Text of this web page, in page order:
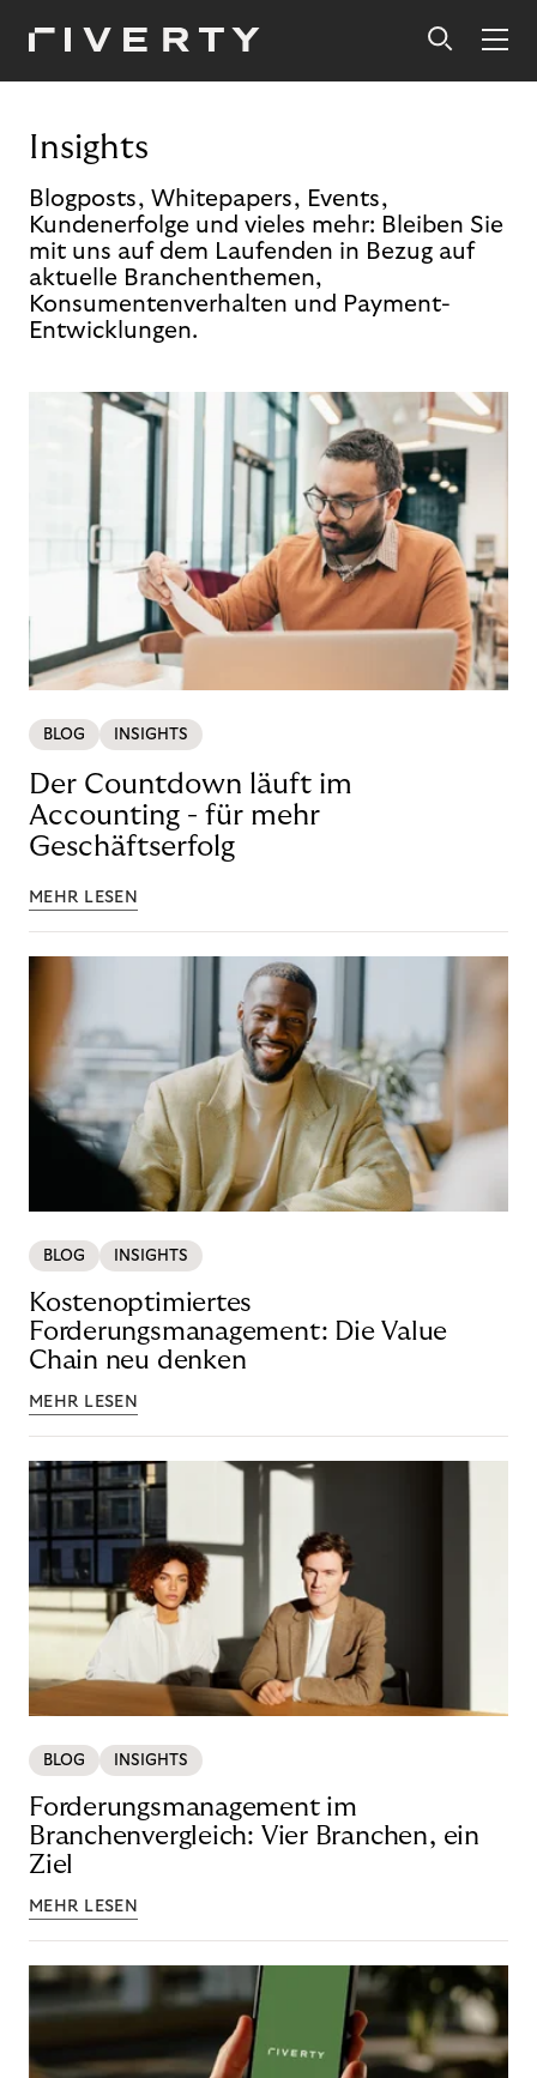
Insights
Blogposts, Whitepapers, Events,
Kundenerfolge und vieles mehr: Bleiben Sie
mit uns auf dem Laufenden in Bezug auf
aktuelle Branchenthemen,
Konsumentenverhalten und Payment-
Entwicklungen.
BLOG INSIGHTS
Der Countdown läuft im
Accounting - für mehr
Geschäftserfolg
MEHR LESEN
BLOG INSIGHTS
Kostenoptimiertes
Forderungsmanagement: Die Value
Chain neu denken
MEHR LESEN
BLOG INSIGHTS
Forderungsmanagement im
Branchenvergleich: Vier Branchen, ein
Ziel
MEHR LESEN